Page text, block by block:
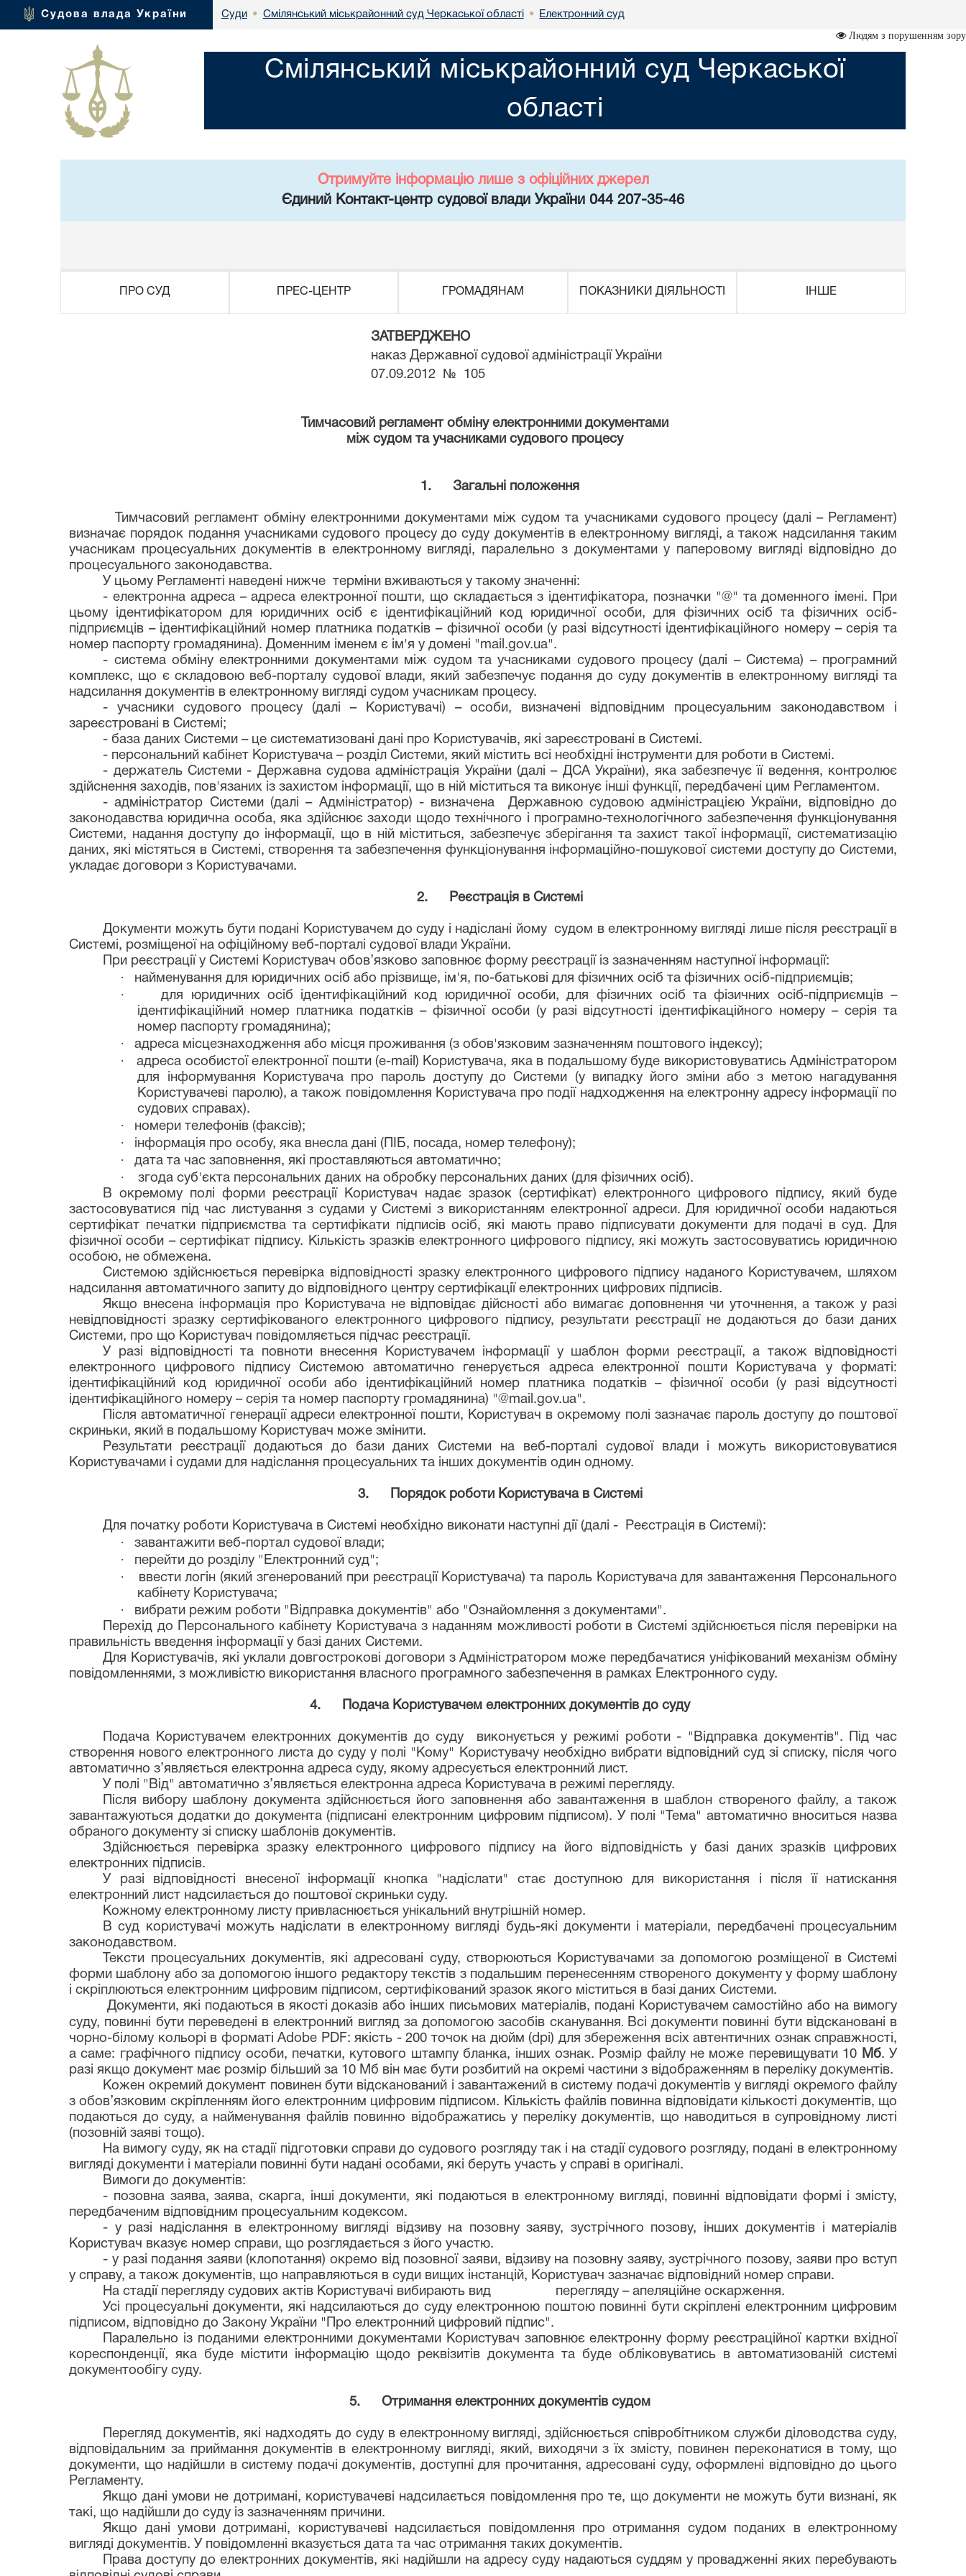
Судова влада України Суди • Смілянський міськрайонний суд Черкаської області • Електронний суд
Людям з порушенням зору
Смілянський міськрайонний суд Черкаської
області
Отримуйте інформацію лише з офіційних джерел
Єдиний Контакт-центр судової влади України 044 207-35-46
ПРО СУД ПРЕС-ЦЕНТР ГРОМАДЯНАМ ПОКАЗНИКИ ДІЯЛЬНОСТІ ІНШЕ
ЗАТВЕРДЖЕНО
наказ Державної судової адміністрації України
07.09.2012 № 105
Тимчасовий регламентобміну електронними документами
між судом та учасниками судового процесу
1. Загальні положення
Тимчасовий регламент обміну електронними документами між судом та учасниками судового процесу (далі – Регламент)
визначає порядок подання учасниками судового процесу до суду документів в електронному вигляді, а також надсилання таким
учасникам процесуальних документів в електронному вигляді, паралельно з документами у паперовому вигляді відповідно до
процесуального законодавства.
У цьому Регламенті наведені нижче терміни вживаються у такому значенні:
- електронна адреса – адреса електронної пошти, що складається з ідентифікатора, позначки "@" та доменного імені. При
цьому ідентифікатором для юридичних осіб є ідентифікаційний код юридичної особи, для фізичних осіб та фізичних осіб-
підприємців – ідентифікаційний номер платника податків – фізичної особи (у разі відсутності ідентифікаційного номеру – серія та
номер паспорту громадянина). Доменним іменем є ім'я у домені "mail .gov.ua".
- система обміну електронними документами між судом та учасниками судового процесу (далі – Система) – програмний
комплекс, що є складовою веб-порталу судової влади, який забезпечує подання до суду документів в електронному вигляді та
надсилання документів в електронному вигляді судом учасникам процесу.
- учасники судового процесу (далі – Користувачі) – особи, визначені відповідним процесуальним законодавством і
зареєстровані в Системі;
- база даних Системи – це систематизовані дані про Користувачів, які зареєстровані в Системі.
- персональний кабінет Користувача – розділ Системи, який містить всі необхідні інструменти для роботи в Системі.
- держатель Системи - Державна судова адміністрація України (далі – ДСА України), яка забезпечує її ведення, контролює
здійснення заходів, пов'язаних із захистом інформації, що в ній міститься та виконує інші функції, передбачені цим Регламентом.
- адміністратор Системи (далі – Адміністратор) - визначена Державною судовою адміністрацією України, відповідно до
законодавства юридична особа, яка здійснює заходи щодо технічного і програмно-технологічного забезпечення функціонування
Системи, надання доступу до інформації, що в ній міститься, забезпечує зберігання та захист такої інформації, систематизацію
даних, які містяться в Системі, створення та забезпечення функціонування інформаційно-пошукової системи доступу до Системи,
укладає договори з Користувачами.
2. Реєстрація в Системі
Документи можуть бути подані Користувачем до суду і надіслані йому судом в електронному вигляді лише після реєстрації в
Системі, розміщеної на офіційному веб-порталі судової влади України.
При реєстрації у Системі Користувач обов’язково заповнює форму реєстрації із зазначенням наступної інформації:
· найменування для юридичних осіб або прізвище, ім'я, по-батькові для фізичних осіб та фізичних осіб-підприємців;
·
для юридичних осіб ідентифікаційний код юридичної особи, для фізичних осіб та фізичних осіб-підприємців –
ідентифікаційний номер платника податків – фізичної особи (у разі відсутності ідентифікаційного номеру – серія та
номер паспорту громадянина);
· адреса місцезнаходження або місця проживання (з обов'язковим зазначенням поштового індексу);
· адреса особистої електронної пошти (е-mail ) Користувача, яка в подальшому буде використовуватись Адміністратором
для інформування Користувача про пароль доступу до Системи (у випадку його зміни або з метою нагадування
Користувачеві паролю), а також повідомлення Користувача про події надходження на електронну адресу інформації по
судових справах).
· номери телефонів (факсів);
· інформація про особу, яка внесла дані (ПІБ, посада, номер телефону);
· дата та час заповнення, які проставляються автоматично;
·
згода суб'єкта персональних даних на обробку персональних даних (для фізичних осіб).
В окремому полі форми реєстрації Користувач надає зразок (сертифікат) електронного цифрового підпису, який буде
застосовуватися під час листування з судами у Системі з використанням електронної адреси. Для юридичної особи надаються
сертифікат печатки підприємства та сертифікати підписів осіб, які мають право підписувати документи для подачі в суд. Для
фізичної особи – сертифікат підпису. Кількість зразків електронного цифрового підпису, які можуть застосовуватись юридичною
особою, не обмежена.
Системою здійснюється перевірка відповідності зразку електронного цифрового підпису наданого Користувачем, шляхом
надсилання автоматичного запиту до відповідного центру сертифікації електронних цифрових підписів.
Якщо внесена інформація про Користувача не відповідає дійсності або вимагає доповнення чи уточнення, а також у разі
невідповідності зразку сертифікованого електронного цифрового підпису, результати реєстрації не додаються до бази даних
Системи, про що Користувач повідомляється підчас реєстрації.
У разі відповідності та повноти внесення Користувачем інформації у шаблон форми реєстрації, а також відповідності
електронного цифрового підпису Системою автоматично генерується адреса електронної пошти Користувача у форматі:
ідентифікаційний код юридичної особи або ідентифікаційний номер платника податків – фізичної особи (у разі відсутності
ідентифікаційного номеру – серія та номер паспорту громадянина) "@mail.gov.ua".
Після автоматичної генерації адреси електронної пошти, Користувач в окремому полі зазначає пароль доступу до поштової
скриньки, який в подальшому Користувач може змінити.
Результати реєстрації додаються до бази даних Системи на веб-порталі судової влади і можуть використовуватися
Користувачами і судами для надіслання процесуальних та інших документів один одному.
3. Порядок роботи Користувача в Системі
Для початку роботи Користувача в Системі необхідно виконати наступні дії (далі - Реєстрація в Системі):
· завантажити веб-портал судової влади;
· перейти до розділу "Електронний суд";
·
ввести логін (який згенерований при реєстрації Користувача) та пароль Користувача для завантаження Персонального
кабінету Користувача;
·
вибрати режим роботи "Відправка документів" або "Ознайомлення з документами".
Перехід до Персонального кабінету Користувача з наданням можливості роботи в Системі здійснюється після перевірки на
правильність введення інформації у базі даних Системи.
Для Користувачів, які уклали довгострокові договори з Адміністратором може передбачатися уніфікований механізм обміну
повідомленнями, з можливістю використання власного програмного забезпечення в рамках Електронного суду.
4. Подача Користувачем електронних документів до суду
Подача Користувачем електронних документів до суду виконується у режимі роботи - "Відправка документів". Під час
створення нового електронного листа до суду у полі "Кому" Користувачу необхідно вибрати відповідний суд зі списку, після чого
автоматично з’являється електронна адреса суду, якому адресується електронний лист.
У полі "Від" автоматично з’являється електронна адреса Користувача в режимі перегляду.
Після вибору шаблону документа здійснюється його заповнення або завантаження в шаблон створеного файлу, а також
завантажуються додатки до документа (підписані електронним цифровим підписом). У полі "Тема" автоматично вноситься назва
обраного документу зі списку шаблонів документів.
Здійснюється перевірка зразку електронного цифрового підпису на його відповідність у базі даних зразків цифрових
електронних підписів.
У разі відповідності внесеної інформації кнопка "надіслати" стає доступною для використання і після її натискання
електронний лист надсилається до поштової скриньки суду.
Кожному електронному листу привласнюється унікальний внутрішній номер.
В суд користувачі можуть надіслати в електронному вигляді будь-які документи і матеріали, передбачені процесуальним
законодавством.
Тексти процесуальних документів, які адресовані суду, створюються Користувачами за допомогою розміщеної в Системі
форми шаблону або за допомогою іншого редактору текстів з подальшим перенесенням створеного документу у форму шаблону
і скріплюються електронним цифровим підписом, сертифікований зразок якого міститься в базі даних Системи.
Документи, які подаються в якості доказів або інших письмових матеріалів, подані Користувачем самостійно або на вимогу
суду, повинні бути переведені в електронний вигляд за допомогою засобів сканування. Всі документи повинні бути відскановані в
чорно-білому кольорі в форматі Adobe PDF: якість - 200 точок на дюйм (dpi) для збереження всіх автентичних ознак справжності,
а саме: графічного підпису особи, печатки, кутового штампу бланка, інших ознак. Розмір файлу не може перевищувати 10 Мб. У
разі якщо документ має розмір більший за 10 Мб він має бути розбитий на окремі частини з відображенням в переліку документів.
Кожен окремий документ повинен бути відсканований і завантажений в систему подачі документів у вигляді окремого файлу
з обов’язковим скріпленням його електронним цифровим підписом. Кількість файлів повинна відповідати кількості документів, що
подаються до суду, а найменування файлів повинно відображатись у переліку документів, що наводиться в супровідному листі
(позовній заяві тощо).
На вимогу суду, як на стадії підготовки справи до судового розгляду так і на стадії судового розгляду, подані в електронному
вигляді документи і матеріали повинні бути надані особами, які беруть участь у справі в оригіналі.
Вимоги до документів:
- позовна заява, заява, скарга, інші документи, які подаються в електронному вигляді, повинні відповідати формі і змісту,
передбаченим відповідним процесуальним кодексом.
- у разі надіслання в електронному вигляді відзиву на позовну заяву, зустрічного позову, інших документів і матеріалів
Користувач вказує номер справи, що розглядається з його участю.
- у разі подання заяви (клопотання) окремо від позовної заяви, відзиву на позовну заяву, зустрічного позову, заяви про вступ
у справу, а також документів, що направляються в суди вищих інстанцій, Користувач зазначає відповідний номер справи.
На стадії перегляду судових актів Користувачі вибирають вид перегляду – апеляційне оскарження.
Усі процесуальні документи, які надсилаються до суду електронною поштою повинні бути скріплені електронним цифровим
підписом, відповідно до Закону України "Про електронний цифровий підпис".
Паралельно із поданими електронними документами Користувач заповнює електронну форму реєстраційної картки вхідної
кореспонденції, яка буде містити інформацію щодо реквізитів документа та буде обліковуватись в автоматизованій системі
документообігу суду.
5. Отримання електронних документів судом
Перегляд документів, які надходять до суду в електронному вигляді, здійснюється співробітником служби діловодства суду,
відповідальним за приймання документів в електронному вигляді, який, виходячи з їх змісту, повинен переконатися в тому, що
документи, що надійшли в систему подачі документів, доступні для прочитання, адресовані суду, оформлені відповідно до цього
Регламенту.
Якщо дані умови не дотримані, користувачеві надсилається повідомлення про те, що документи не можуть бути визнані, як
такі, що надійшли до суду із зазначенням причини.
Якщо дані умови дотримані, користувачеві надсилається повідомлення про отримання судом поданих в електронному
вигляді документів. У повідомленні вказується дата та час отримання таких документів.
Права доступу до електронних документів, які надійшли на адресу суду надаються суддям у провадженні яких перебувають